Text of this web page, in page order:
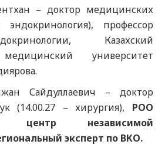
– доктор медицинских
профессор
Казахский
университет
Сайдуллаевич – доктор
(14.00.27 – хирургия), РОО
центр независимой
эксперт по ВКО.